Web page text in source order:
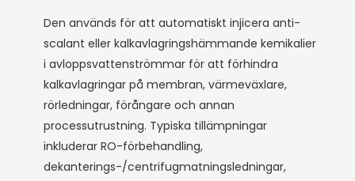
Den används för att automatiskt injicera anti-
scalant eller kalkavlagringshämmande kemikalier
i avloppsvattenströmmar för att förhindra
kalkavlagringar på membran, värmeväxlare,
rörledningar, förångare och annan
processutrustning. Typiska tillämpningar
inkluderar RO-förbehandling,
dekanterings-/centrifugmatningsledningar,